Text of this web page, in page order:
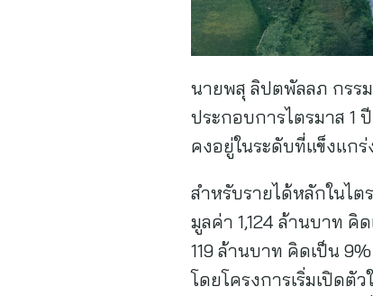
นายพสุ ลิปตพัลลภ กรรม
ประกอบการไตรมาส 1
คงอยู่ในระดับที่แข็งแก
สำหรับรายได้หลักในไต
มูลค่า 1,124 ล้านบาท คิ
119 ล้านบาท คิดเป็น
โดยโครงการเริ่มเปิด